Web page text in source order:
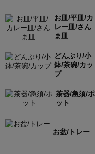
お皿/平皿/カ
レー皿/さん
ま皿
どんぶり/小
鉢/茶碗/カッ
プ
茶器/急須/ポ
ット
お盆/トレー